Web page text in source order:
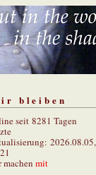
bleiben
seit 8281 Tagen
2026.08.05,
machen mit